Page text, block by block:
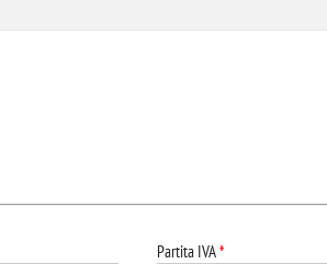
Partita IVA*